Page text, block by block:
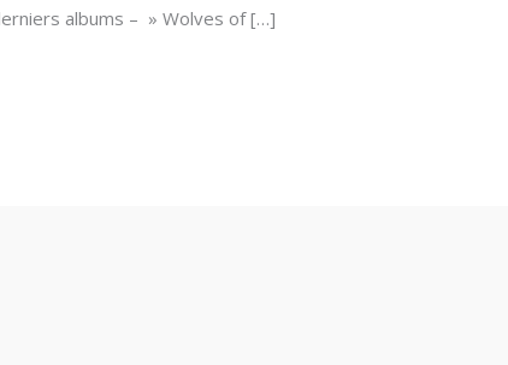
albums – » Wolves of […]